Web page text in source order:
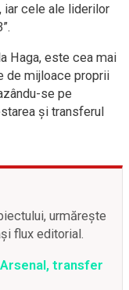
iar cele ale liderilor
Haga, este cea mai
de mijloace proprii
se pe
și transferul
urmărește
flux editorial.
transfer